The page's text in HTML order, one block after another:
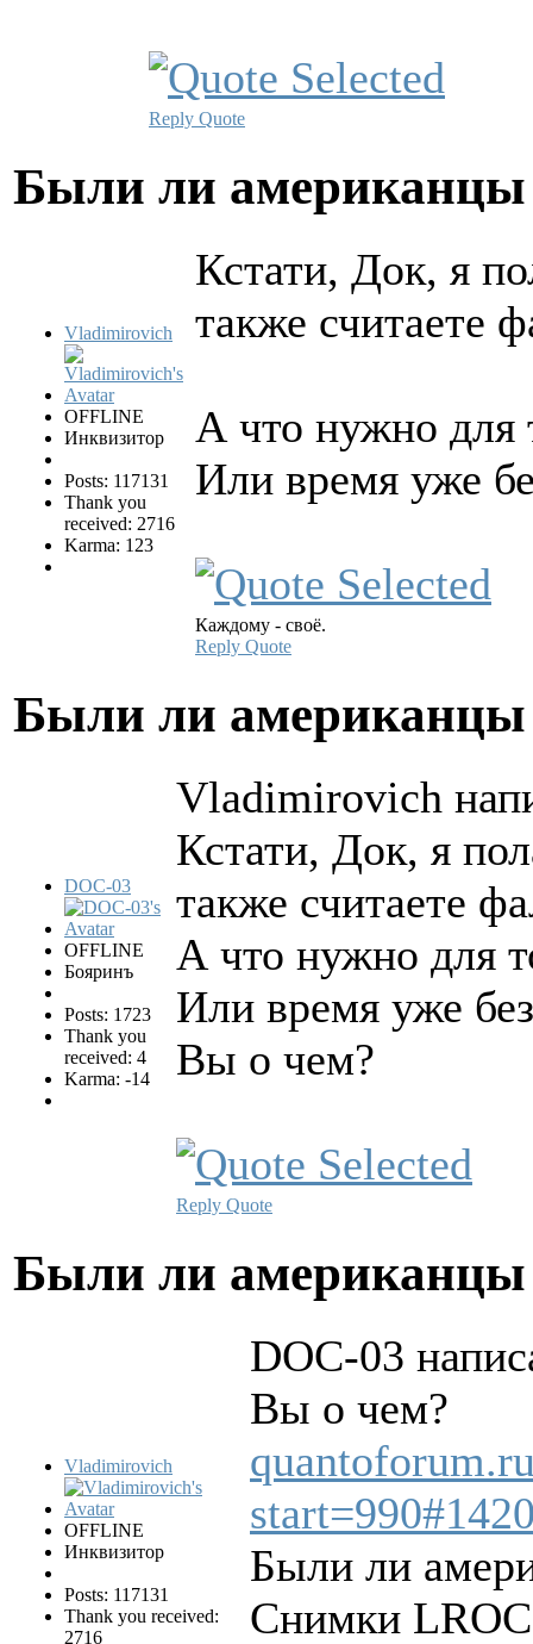
Reply Quote
Были ли
Vladimirovich
OFFLINE
Инквизитор
Posts: 117131
Thank you
received: 2716
Karma: 123
Кстати, Док, я
также считаете
А что нужно для
Или время уже
Каждому - своё.
Reply Quote
Были ли
DOC-03
OFFLINE
Бояринъ
Posts: 1723
Thank you
received: 4
Karma: -14
Vladimirovich
Кстати, Док, я
также считаете
А что нужно для
Или время уже
Вы о чем?
Reply Quote
Были ли
Vladimirovich
OFFLINE
Инквизитор
Posts: 117131
Thank you received:
2716
DOC-03
Вы о чем?
Были ли
Снимки LROC